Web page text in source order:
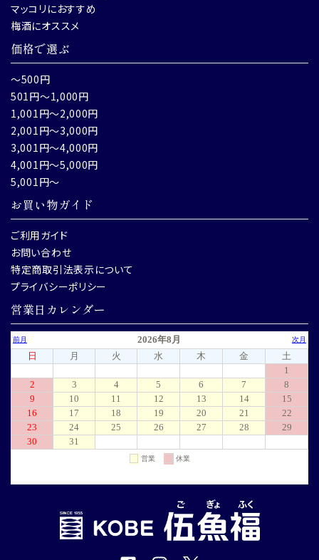
マッコリにおすすめ
梅酒にオススメ
価格で選ぶ
～500円
501円～1,000円
1,001円～2,000円
2,001円～3,000円
3,001円～4,000円
4,001円～5,000円
5,001円～
お買い物ガイド
ご利用ガイド
お問い合わせ
特定商取引法表示について
プライバシーポリシー
営業日カレンダー